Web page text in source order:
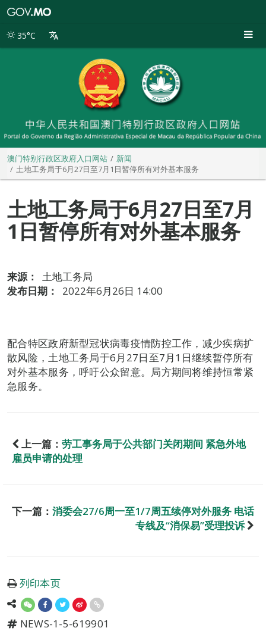
别
35°C
澳门特别行政区政府入口网站
新闻
土地工务局于6月27日至7月1日暂停所有对外基本服务
土地工务局于6月27日至7月
1日暂停所有对外基本服务
来源：
土地工务局
发布日期：
2022年6月26日 14:00
配合特区政府新型冠状病毒疫情防控工作，减少疾病扩
散风险，土地工务局于6月27日至7月1日继续暂停所有
对外基本服务，呼吁公众留意。局方期间将维持恒常紧
急服务。
上一篇： 劳工事务局于公共部门关闭期间 紧急外地
雇员申请的处理
下一篇： 消委会27/6周一至1/7周五续停对外服务 电话
专线及“消保易”受理投诉
列印本页
NEWS-1-5-619901